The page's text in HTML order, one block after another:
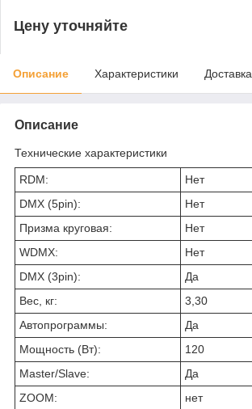
Цену уточняйте
Описание Характеристики Доставка
Описание
Технические характеристики
RDM:
Нет
DMX (5pin):
Нет
Призма круговая:
Нет
WDMX:
Нет
DMX (3pin):
Да
Вес, кг:
3,30
Автопрограммы:
Да
Мощность (Вт):
120
Master/Slave:
Да
ZOOM:
нет